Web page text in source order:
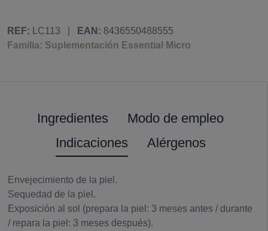
REF: LC113 EAN: 8436550488555
Familia: Suplementación Essential Micro
Ingredientes
Modo de empleo
Indicaciones
Alérgenos
Envejecimiento de la piel.
Sequedad de la piel.
Exposición al sol (prepara la piel: 3 meses antes / durante
/ repara la piel: 3 meses después).